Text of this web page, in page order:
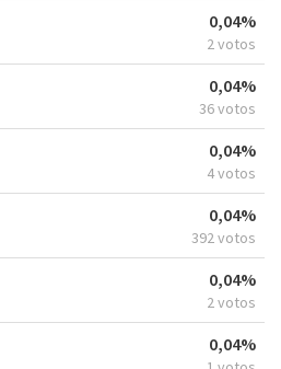
0,04%
2 votos
0,04%
36 votos
0,04%
4 votos
0,04%
392 votos
0,04%
2 votos
0,04%